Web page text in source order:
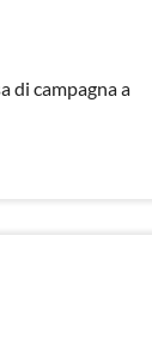
di campagna a